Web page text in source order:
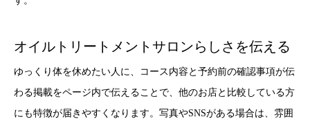
オイルトリートメントサロンらしさを伝える
ゆっくり体を休めたい人に、コース内容と予約前の確認事項が伝
わる掲載をページ内で伝えることで、他のお店と比較している方
にも特徴が届きやすくなります。写真やSNSがある場合は、雰囲